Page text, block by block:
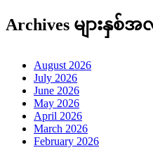
Archives များနှစ်
August 2026
July 2026
June 2026
May 2026
April 2026
March 2026
February 2026